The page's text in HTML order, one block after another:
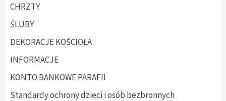
CHRZTY
ŚLUBY
DEKORACJE KOŚCIOŁA
INFORMACJE
KONTO BANKOWE PARAFII
Standardy ochrony dzieci i osób bezbronnych